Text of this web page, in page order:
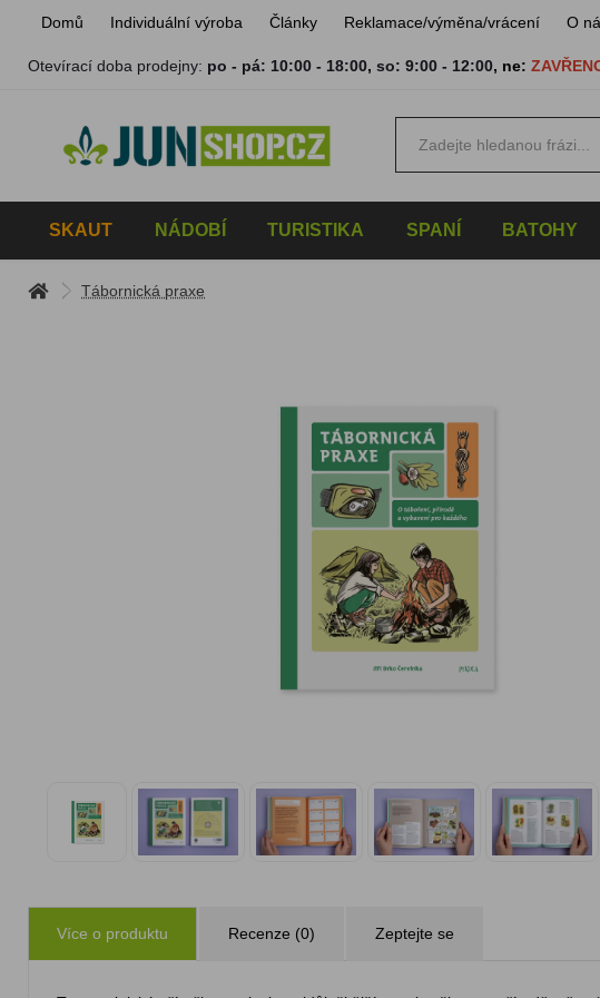
Domů Individuální výroba Články Reklamace/výměna/vrácení O
Otevírací doba prodejny: po - pá: 10:00 - 18:00,so: 9:00 - 12:00, ne:
SKAUT NÁDOBÍ TURISTIKA SPANÍ BATOHY
Tábornická praxe
Více o produktu Recenze (0) Zeptejte se